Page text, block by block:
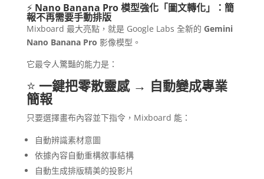
⚡ Nano Banana Pro 模型強化「圖文轉化」：簡
報不再需要手動排版
Mixboard 最大亮點，就是 Google Labs 全新的 Gemini
Nano Banana Pro 影像模型。
它最令人驚豔的能力是：
⭐ 一鍵把零散靈感 → 自動變成專業
簡報
只要選擇畫布內容並下指令，Mixboard 能：
自動辨識素材意圖
依據內容自動重構敘事結構
自動生成排版精美的投影片